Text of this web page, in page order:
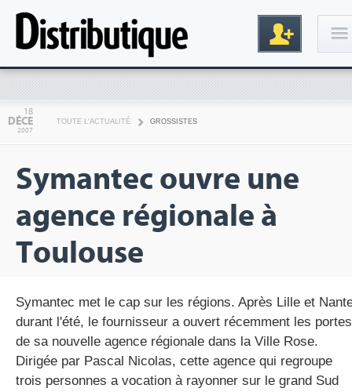
18
DÉCE
2007
TOUTE L'ACTUALITÉ GROSSISTES
Symantec ouvre une
agence régionale à
Toulouse
Symantec met le cap sur les régions. Après Lille et
durant l'été, le fournisseur a ouvert récemment les portes
de sa nouvelle agence régionale dans la Ville Rose.
Dirigée par Pascal Nicolas, cette agence qui regroupe
trois personnes a vocation à rayonner sur le grand Sud